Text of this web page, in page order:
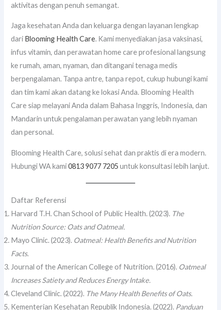
aktivitas dengan penuh semangat.
Jaga kesehatan Anda dan keluarga dengan layanan lengkap
dari Blooming Health Care. Kami menyediakan jasa vaksinasi,
infus vitamin, dan perawatan home care profesional langsung
ke rumah, aman, nyaman, dan ditangani tenaga medis
berpengalaman. Tanpa antre, tanpa repot, cukup hubungi kami
dan tim kami akan datang ke lokasi Anda. Blooming Health
Care siap melayani Anda dalam Bahasa Inggris, Indonesia, dan
Mandarin untuk pengalaman perawatan yang lebih nyaman
dan personal.
Blooming Health Care, solusi sehat dan praktis di era modern.
Hubungi WA kami0813 9077 7205 untuk konsultasi lebih lanjut.
Daftar Referensi
Harvard T.H. Chan School of Public Health. (2023). The
Nutrition Source: Oats and Oatmeal.
Mayo Clinic. (2023). Oatmeal: Health Benefits and Nutrition
Facts.
Journal of the American College of Nutrition. (2016). Oatmeal
Increases Satiety and Reduces Energy Intake.
Cleveland Clinic. (2022). The Many Health Benefits of Oats.
Kementerian Kesehatan Republik Indonesia. (2022). Panduan